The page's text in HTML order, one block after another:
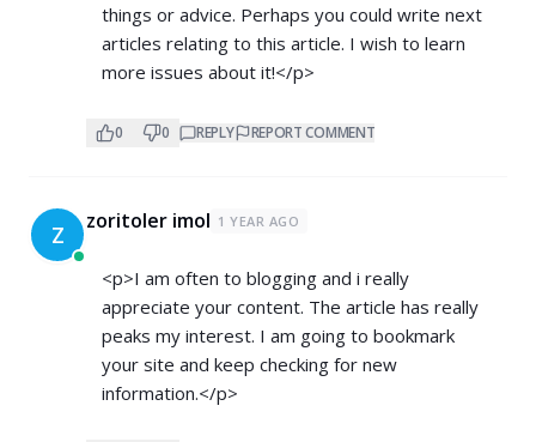
things or advice. Perhaps you could write next
articles relating to this article. I wish to learn
more issues about it!</p>
0 0 REPLY REPORT COMMENT
Z zoritoler imol 1 YEAR AGO
<p>I am often to blogging and i really
appreciate your content. The article has really
peaks my interest. I am going to bookmark
your site and keep checking for new
information.</p>